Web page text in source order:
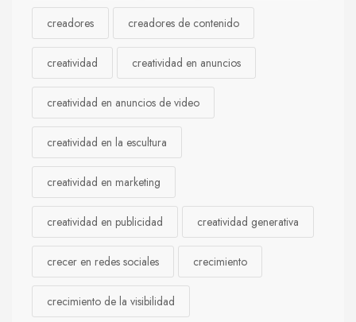
creadores creadores de contenido
creatividad creatividad en anuncios
creatividad en anuncios de video
creatividad en la escultura
creatividad en marketing
creatividad en publicidad creatividad generativa
crecer en redes sociales crecimiento
crecimiento de la visibilidad